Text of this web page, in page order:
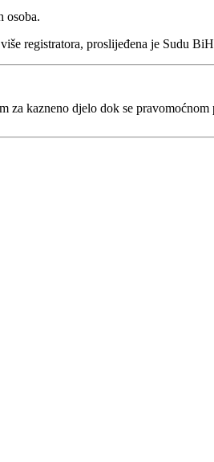
osoba.
registratora, proslijeđena je Sudu
za kazneno djelo dok se